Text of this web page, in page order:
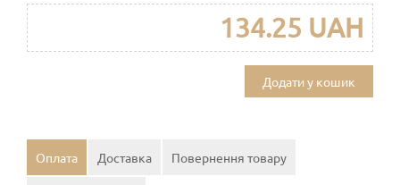
134.25 UAH
Додати у кошик
Оплата Доставка Повернення товару